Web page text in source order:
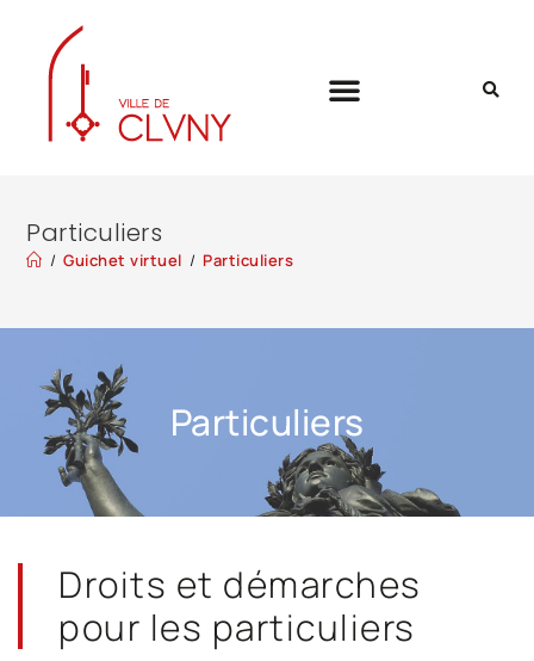
Particuliers
/ Guichet virtuel / Particuliers
Particuliers
Droits et démarches
pour les particuliers